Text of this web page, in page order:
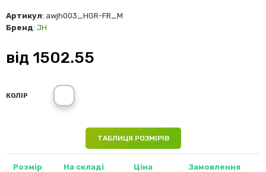
Артикул: awjh003_HGR-FR_M
Бренд: JH
від 1502.55
КОЛІР
None
ТАБЛИЦЯ РОЗМІРІВ
Розмір На складі Ціна Замовлення